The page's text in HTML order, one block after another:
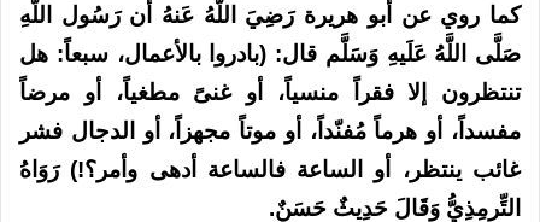
كما روي عن أبو هريرة رَضِيَ اللَّهُ عَنهُ أن رَسُول اللَّهِ
صَلَّى اللَّهُ عَلَيهِ وَسَلَّم قال: (بادروا بالأعمال، سبعاً: هل
تنتظرون إلا فقراً منسياً، أو غنىً مطغياً، أو مرضاً
مفسداً، أو هرماً مُفنّداً، أو موتاً مجهزاً، أو الدجال فشر
غائب ينتظر، أو الساعة فالساعة أدهى وأمر؟!) رَوَاهُ
التِّرمِذِيُّ وَقَالَ حَدِيثٌ حَسَنٌ.